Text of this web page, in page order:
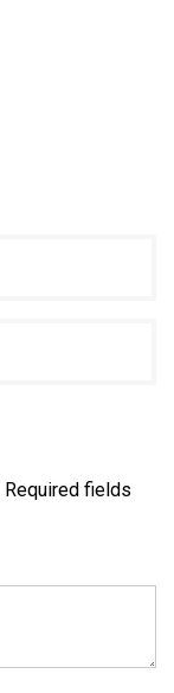
Required fields